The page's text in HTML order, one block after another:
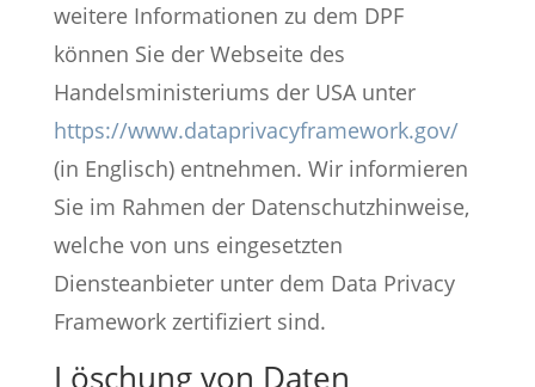
weitere Informationen zu dem DPF
können Sie der Webseite des
Handelsministeriums der USA unter
https://www.dataprivacyframework.gov/
(in Englisch) entnehmen. Wir informieren
Sie im Rahmen der Datenschutzhinweise,
welche von uns eingesetzten
Diensteanbieter unter dem Data Privacy
Framework zertifiziert sind.
Löschung von Daten